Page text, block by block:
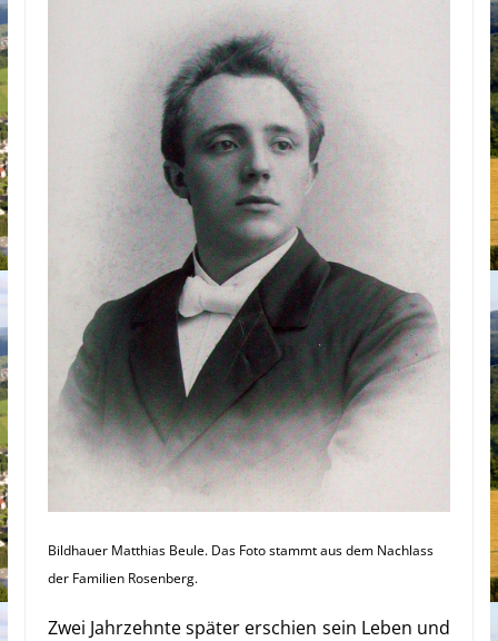
Bildhauer Matthias Beule. Das Foto stammt aus dem Nachlass
der Familien Rosenberg.
Zwei Jahrzehnte später erschien sein Leben und